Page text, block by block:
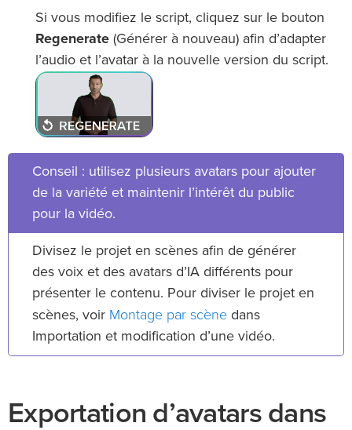
Si vous modifiez le script, cliquez sur le bouton
Regenerate (Générer à nouveau) afin d’adapter
l’audio et l’avatar à la nouvelle version du script.
Conseil : utilisez plusieurs avatars pour ajouter
de la variété et maintenir l’intérêt du public
pour la vidéo.
Divisez le projet en scènes afin de générer
des voix et des avatars d’IA différents pour
présenter le contenu. Pour diviser le projet en
scènes, voir Montage par scène dans
Importation et modification d’une vidéo.
Exportation d’avatars dans